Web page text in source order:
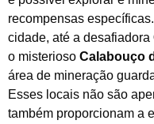
recompensas
cidade, até a desafiadora
o misterioso Calabouço
área de mineração
Esses locais não são
também proporcionam a